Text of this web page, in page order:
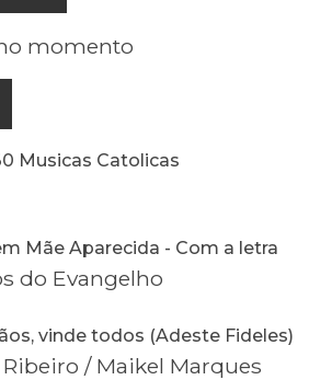
momento
Musicas Catolicas
Mãe Aparecida - Com a letra
do Evangelho
vinde todos (Adeste Fideles)
/ Maikel Marques